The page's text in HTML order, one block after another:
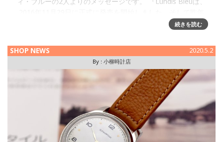
2019年11月29日で3周年を迎えることが出来まし続きを読む
SHOP NEWS 2020.5.2
By : 小柳時計店